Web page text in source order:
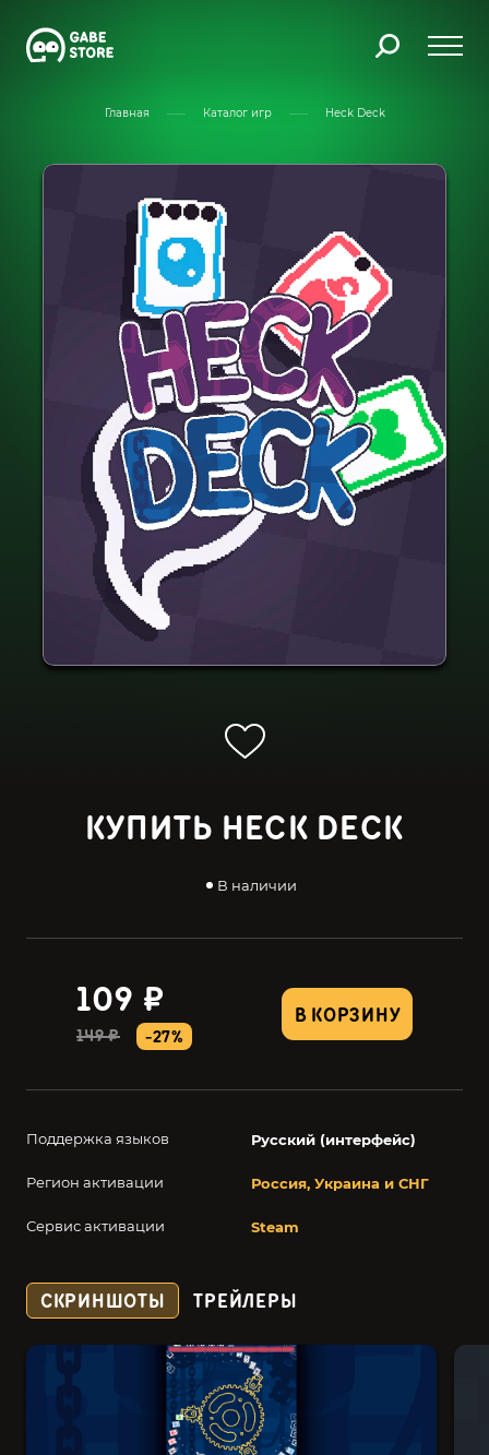
Главная Каталог игр Heck Deck
КУПИТЬ HECK DECK
В наличии
В КОРЗИНУ
109 ₽
149 ₽ -27%
Поддержка языков Русский (интерфейс)
Регион активации Россия, Украина и СНГ
Сервис активации Steam
СКРИНШОТЫ ТРЕЙЛЕРЫ